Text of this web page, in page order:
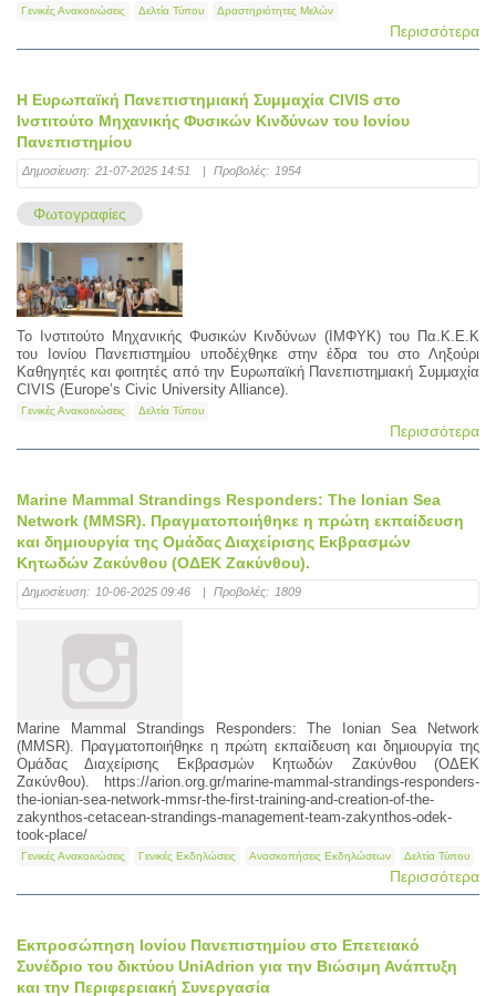
Γενικές Ανακοινώσεις Δελτία Τύπου Δραστηριότητες Μελών
Περισσότερα
Η Ευρωπαϊκή Πανεπιστημιακή Συμμαχία CIVIS στο
Ινστιτούτο Μηχανικής Φυσικών Κινδύνων του Ιονίου
Πανεπιστημίου
Δημοσίευση: 21-07-2025 14:51 | Προβολές: 1954
Φωτογραφίες
Το Ινστιτούτο Μηχανικής Φυσικών Κινδύνων (ΙΜΦΥΚ) του Πα.Κ.Ε.Κ
του Ιονίου Πανεπιστημίου υποδέχθηκε στην έδρα του στο Ληξούρι
Καθηγητές και φοιτητές από την Ευρωπαϊκή Πανεπιστημιακή Συμμαχία
CIVIS (Europe’s Civic University Alliance).
Γενικές Ανακοινώσεις Δελτία Τύπου
Περισσότερα
Marine Mammal Strandings Responders: The Ionian Sea
Network (MMSR). Πραγματοποιήθηκε η πρώτη εκπαίδευση
και δημιουργία της Ομάδας Διαχείρισης Εκβρασμών
Κητωδών Ζακύνθου (ΟΔΕΚ Ζακύνθου).
Δημοσίευση: 10-06-2025 09:46 | Προβολές: 1809
Marine Mammal Strandings Responders: The Ionian Sea Network
(MMSR). Πραγματοποιήθηκε η πρώτη εκπαίδευση και δημιουργία της
Ομάδας Διαχείρισης Εκβρασμών Κητωδών Ζακύνθου (ΟΔΕΚ
Ζακύνθου). https://arion.org.gr/marine-mammal-strandings-responders-
the-ionian-sea-network-mmsr-the-first-training-and-creation-of-the-
zakynthos-cetacean-strandings-management-team-zakynthos-odek-
took-place/
Γενικές Ανακοινώσεις Γενικές Εκδηλώσεις Ανασκοπήσεις Εκδηλώσεων Δελτία Τύπου
Περισσότερα
Εκπροσώπηση Ιονίου Πανεπιστημίου στο Επετειακό
Συνέδριο του δικτύου UniAdrion για την Βιώσιμη Ανάπτυξη
και την Περιφερειακή Συνεργασία